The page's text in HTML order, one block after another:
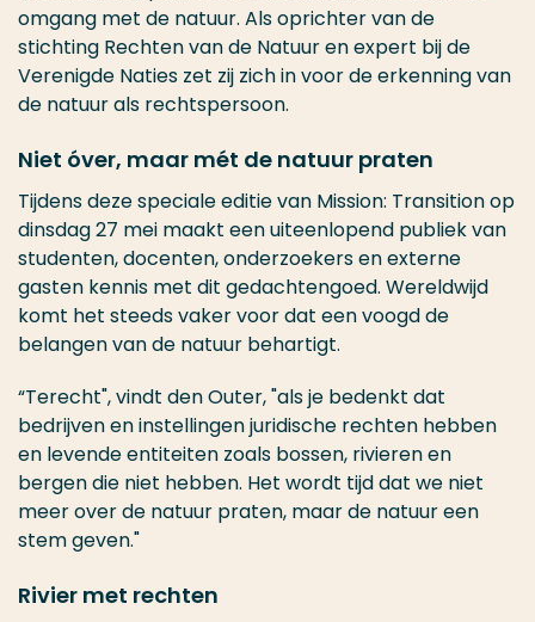
omgang met de natuur. Als oprichter van de
stichting Rechten van de Natuur en expert bij de
Verenigde Naties zet zij zich in voor de erkenning van
de natuur als rechtspersoon.
Niet óver, maar mét de natuur praten
Tijdens deze speciale editie van Mission: Transition op
dinsdag 27 mei maakt een uiteenlopend publiek van
studenten, docenten, onderzoekers en externe
gasten kennis met dit gedachtengoed. Wereldwijd
komt het steeds vaker voor dat een voogd de
belangen van de natuur behartigt.
“Terecht", vindt den Outer, "als je bedenkt dat
bedrijven en instellingen juridische rechten hebben
en levende entiteiten zoals bossen, rivieren en
bergen die niet hebben. Het wordt tijd dat we niet
meer over de natuur praten, maar de natuur een
stem geven."
Rivier met rechten